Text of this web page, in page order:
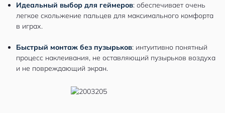
Идеальный выбор для геймеров: обеспечивает очень
легкое скольжение пальцев для максимального комфорта
в играх.
Быстрый монтаж без пузырьков: интуитивно понятный
процесс наклеивания, не оставляющий пузырьков воздуха
и не повреждающий экран.